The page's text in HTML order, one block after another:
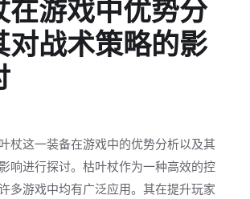
在游戏中优势分
对战术策略的影
杖这一装备在游戏中的优势分析以及其
响进行探讨。枯叶杖作为一种高效的控
多游戏中均有广泛应用。其在提升玩家